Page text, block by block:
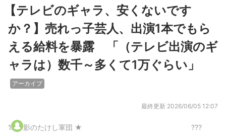
【テレビのギャラ、安くないです
か？】売れっ子芸人、出演1本でもら
える給料を暴露 「（テレビ出演のギ
ャラは）数千～多くて1万ぐらい」
アーカイブ
最終更新 2026/06/05 12:07
1. 影のたけし軍団 ★ ???